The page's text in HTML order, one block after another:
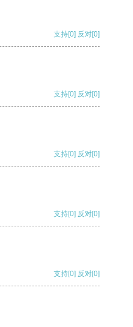
支持[0] 反对[0]
支持[0] 反对[0]
支持[0] 反对[0]
支持[0] 反对[0]
支持[0] 反对[0]